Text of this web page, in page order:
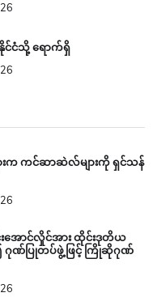
င်ငံသို့ ရောက်ရှိ
က ကင်ဆာဆဲလ်များကို ရှင်သန်
းအောင်လှိုင်အား ထိုင်းဒုတိယ
၍ ဂုဏ်ပြုတပ်ဖွဲ့ဖြင့် ကြိုဆိုဂုဏ်